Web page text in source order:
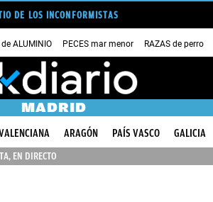
DE LOS INCONFORMISTAS
ALUMINIO PECES mar menor RAZAS de perro
MADRID
ARAGÓN PAÍS VASCO GALICIA
EN DIRECTO